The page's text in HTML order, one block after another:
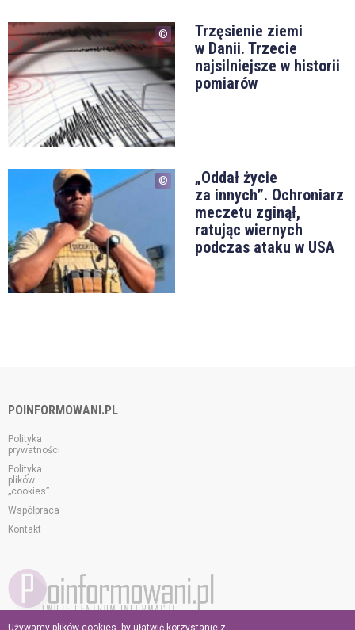
Trzęsienie ziemi
w Danii. Trzecie
najsilniejsze w historii
pomiarów
„Oddał życie
za innych”. Ochroniarz
meczetu zginął,
ratując wiernych
podczas ataku w USA
POINFORMOWANI.PL
Polityka
prywatności
Polityka
plików
„cookies”
Współpraca
Kontakt
Używamy plików cookies, by ułatwić korzystanie z